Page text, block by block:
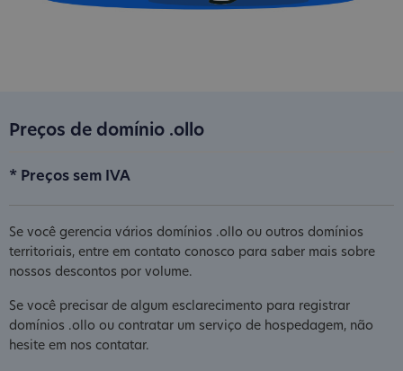
Preços de domínio .ollo
* Preços sem IVA
Se você gerencia vários domínios .ollo ou outros domínios
territoriais, entre em contato conosco para saber mais sobre
nossos descontos por volume.
Se você precisar de algum esclarecimento para registrar
domínios .ollo ou contratar um serviço de hospedagem, não
hesite em nos contatar.